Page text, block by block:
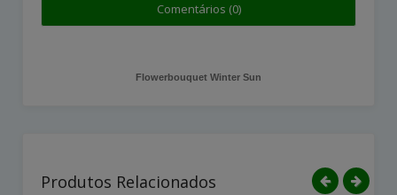
Comentários (0)
Flowerbouquet Winter Sun
Produtos Relacionados